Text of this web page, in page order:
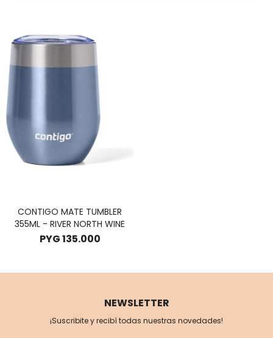
CONTIGO MATE TUMBLER
355ML - RIVER NORTH WINE
PYG135.000
NEWSLETTER
¡Suscribite y recibí todas nuestras novedades!